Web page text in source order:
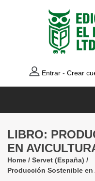
Entrar - Crear
LIBRO:
EN
Home / Servet (España) /
Producción Sostenible en